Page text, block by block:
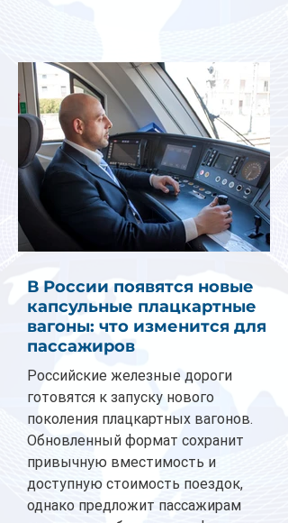
В России появятся новые
капсульные плацкартные
вагоны: что изменится для
пассажиров
Российские железные дороги
готовятся к запуску нового
поколения плацкартных вагонов.
Обновленный формат сохранит
привычную вместимость и
доступную стоимость поездок,
однако предложит пассажирам